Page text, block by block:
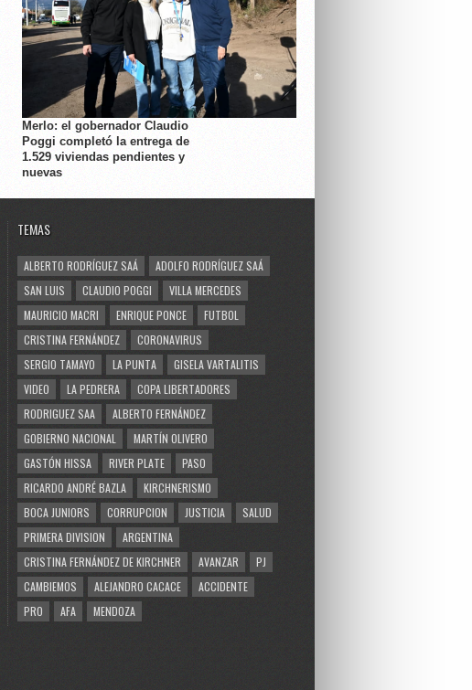
Merlo: el gobernador Claudio
Poggi completó la entrega de
1.529 viviendas pendientes y
nuevas
TEMAS
ALBERTO RODRÍGUEZ SAÁ
ADOLFO RODRÍGUEZ SAÁ
SAN LUIS
CLAUDIO POGGI
VILLA MERCEDES
MAURICIO MACRI
ENRIQUE PONCE
FUTBOL
CRISTINA FERNÁNDEZ
CORONAVIRUS
SERGIO TAMAYO
LA PUNTA
GISELA VARTALITIS
VIDEO
LA PEDRERA
COPA LIBERTADORES
RODRIGUEZ SAA
ALBERTO FERNÁNDEZ
GOBIERNO NACIONAL
MARTÍN OLIVERO
GASTÓN HISSA
RIVER PLATE
PASO
RICARDO ANDRÉ BAZLA
KIRCHNERISMO
BOCA JUNIORS
CORRUPCION JUSTICIA
SALUD
PRIMERA DIVISION
ARGENTINA
CRISTINA FERNÁNDEZ DE KIRCHNER
AVANZAR
PJ
CAMBIEMOS
ALEJANDRO CACACE
ACCIDENTE
PRO
AFA MENDOZA